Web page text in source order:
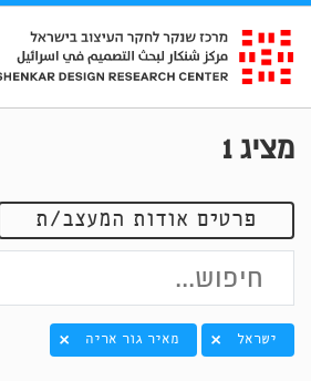
מציג1
פרטים אודות המעצב/ת
ישראל מאיר גור אריה